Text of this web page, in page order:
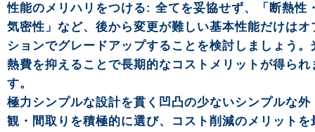
性能のメリハリをつける: 全てを妥協せず、「断熱性
気密性」など、後から変更が難しい基本性能だけはオ
ションでグレードアップすることを検討しましょう。
熱費を抑えることで長期的なコストメリットが得られ
す。
極力シンプルな設計を貫く凹凸の少ないシンプルな外
観・間取りを積極的に選び、コスト削減のメリットを